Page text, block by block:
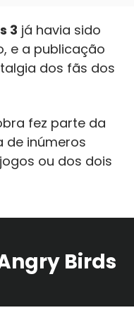
3 já havia sido
e a publicação
dos fãs dos
fez parte da
de inúmeros
ou dos dois
Birds